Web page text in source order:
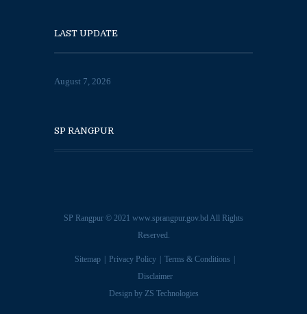
LAST UPDATE
August 7, 2026
SP RANGPUR
SP Rangpur © 2021 www.sprangpur.gov.bd All Rights
Reserved.
Sitemap Privacy Policy
Terms & Conditions
Disclaimer
Design by ZS Technologies